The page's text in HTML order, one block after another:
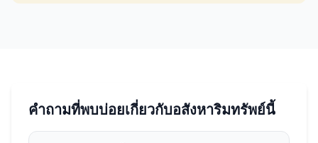
คำถามที่พบบ่อยเกี่ยวกับอสังหาริมทรัพย์นี้